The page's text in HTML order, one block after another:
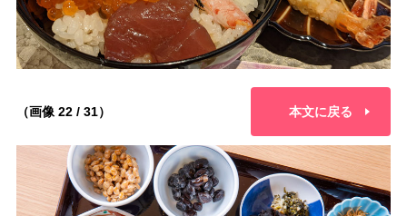
（画像 22 / 31） 本文に戻る